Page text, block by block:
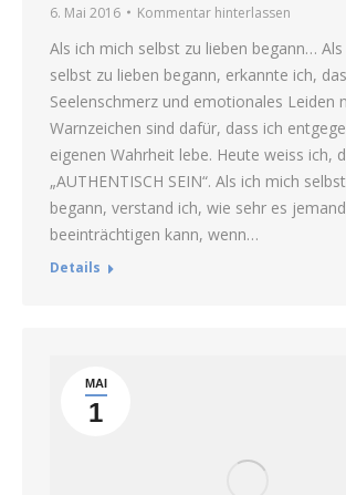
6. Mai 2016
Kommentar hinterlassen
Als ich mich selbst zu lieben begann…
selbst zu lieben begann, erkannte ich,
Seelenschmerz und emotionales Leiden
Warnzeichen sind dafür, dass ich
eigenen Wahrheit lebe. Heute weiss ich,
„AUTHENTISCH SEIN“. Als ich mich
begann, verstand ich, wie sehr es
beeinträchtigen kann, wenn…
Details
MAI
1